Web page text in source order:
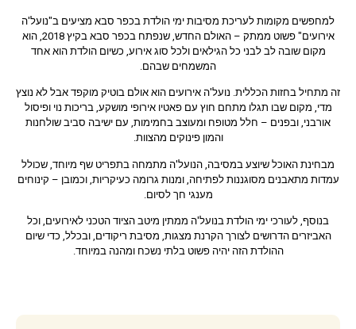
למחפשים מקומות לעריכת מסיבות ימי הולדת בכפר סבא מציעים ב"נועל'ה
אירועים" פשוט ממתק – האולם החדש, שנפתח בכפר סבא בקיץ 2018, הוא
מקום שובה לב לבני כל הגילאים ולכל סוג אירוע, כשיום הולדת הוא אחד
המשמחים שבהם.
זה מתחיל בחזות הכללית. נועל'ה אירועים הוא אולם בוטיק מוקפד אבל לא נוצץ
מדי, מקום שבו תגלו מתחם חוץ עם פאטיו אירופי מושקע, בריכות נוי ופיסול
אורבני, ובפנים – חלל מטופח ומעוצב בחמימות, עם ישיבה סביב שולחנות
והמון פינוקים מהצוות.
מבחינת האוכל שיוצע במסיבה, הנועל'ה מתמחה בתפריט שף מיוחד, שכולל
עמדות מתאבנים מסוגננות לפתיחה, ומנות גרומה כעיקריות, וכמובן – קינוחים
מענגי חך לסיום.
בנוסף, לעורכי ימי הולדת בנועל'ה ממתין מיטב הציוד הטכני לאירועים, וכל
האביזרים הדרושים לצורך הקרנת מצגות, מסיבת ריקודים, ובכלל, כדי שיום
ההולדת הזה יהיה פשוט בלתי נשכח ומהנה במיוחד.